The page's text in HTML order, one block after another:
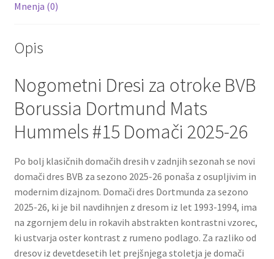
Mnenja (0)
Opis
Nogometni Dresi za otroke BVB
Borussia Dortmund Mats
Hummels #15 Domači 2025-26
Po bolj klasičnih domačih dresih v zadnjih sezonah se novi
domači dres BVB za sezono 2025-26 ponaša z osupljivim in
modernim dizajnom. Domači dres Dortmunda za sezono
2025-26, ki je bil navdihnjen z dresom iz let 1993-1994, ima
na zgornjem delu in rokavih abstrakten kontrastni vzorec,
ki ustvarja oster kontrast z rumeno podlago. Za razliko od
dresov iz devetdesetih let prejšnjega stoletja je domači